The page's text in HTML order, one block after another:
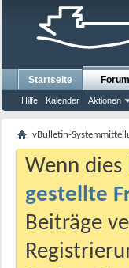
Startseite Forum
Hilfe Kalender Aktionen
vBulletin-
Wenn
gestellte
Beiträge